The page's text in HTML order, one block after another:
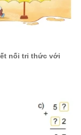
nối tri thức với